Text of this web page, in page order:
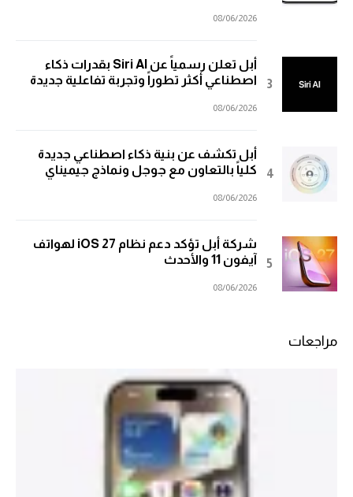
08/06/2026
أبل تعلن رسمياً عن Siri AI بقدرات ذكاء
اصطناعي أكثر تطوراً وتجربة تفاعلية جديدة
08/06/2026
أبل تكشف عن بنية ذكاء اصطناعي جديدة
كلياً بالتعاون مع جوجل ونماذج جيميناي
08/06/2026
شركة أبل تؤكد دعم نظام iOS 27 لهواتف
آيفون 11 والأحدث
08/06/2026
مراجعات